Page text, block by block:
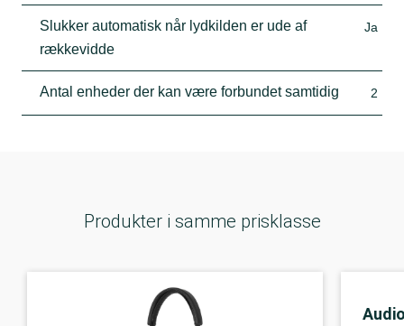
Slukker automatisk når lydkilden er ude af
rækkevidde
Ja
Antal enheder der kan være forbundet samtidig 2
Produkter i samme prisklasse